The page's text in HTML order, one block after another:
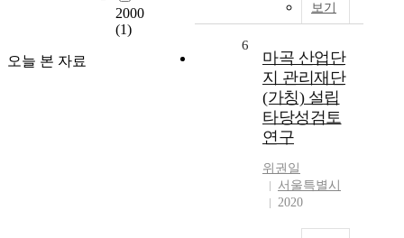
2000
(1)
오늘 본 자료
보기
6
마곡 산업단
지 관리재단
(가칭) 설립
타당성검토
연구
위권일
서울특별시
2020